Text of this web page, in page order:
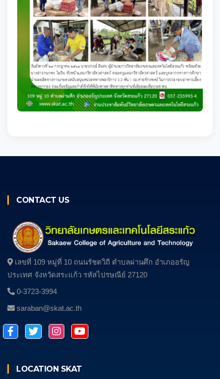
CONTACT US
เลขที่ 109 หมู่ที่ 10 ถนนรัชตวิถี ตําบลผ่านศึก อําเภออรัญ
ประเทศ จังหวัดสระแก้ว รหัสไปรษณีย์ 27120
0-3723-3994
saraban@skat.ac.th
LOCATION SKAT